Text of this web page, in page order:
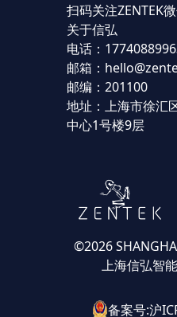
扫码关注ZENTEK
关于信弘
电话：
邮箱：
邮编：201100
地址：上海市徐汇
中心1号楼9层
©2026
上海信弘智
备案号:沪